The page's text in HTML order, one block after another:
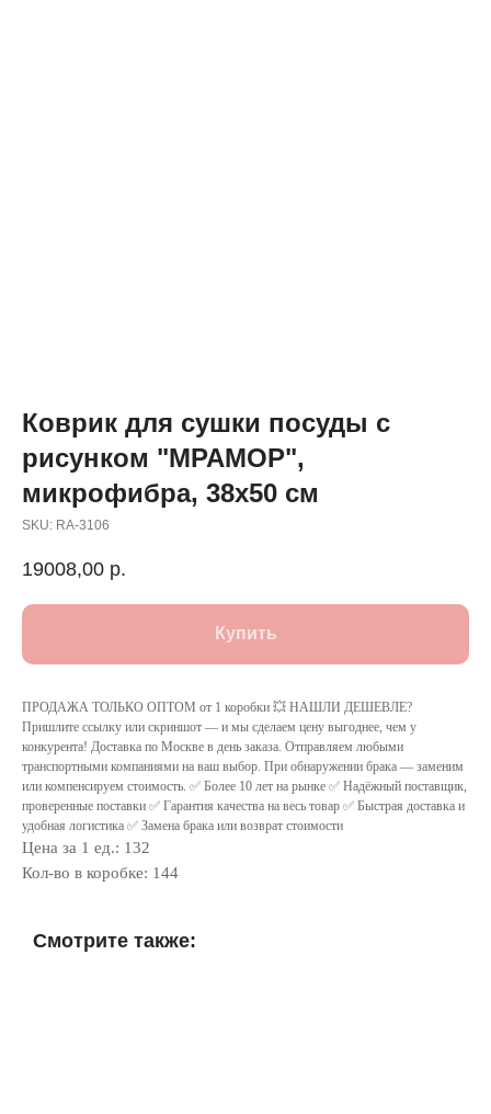
Коврик для сушки посуды с
рисунком "МРАМОР",
микрофибра, 38х50 см
SKU: RA-3106
19008,00 р.
Купить
ПРОДАЖА ТОЛЬКО ОПТОМ от 1 коробки 💥 НАШЛИ ДЕШЕВЛЕ?
Пришлите ссылку или скриншот — и мы сделаем цену выгоднее, чем у
конкурента! Доставка по Москве в день заказа. Отправляем любыми
транспортными компаниями на ваш выбор. При обнаружении брака — заменим
или компенсируем стоимость. ✅ Более 10 лет на рынке ✅ Надёжный поставщик,
проверенные поставки ✅ Гарантия качества на весь товар ✅ Быстрая доставка и
удобная логистика ✅ Замена брака или возврат стоимости
Цена за 1 ед.: 132
Кол-во в коробке: 144
Смотрите также: